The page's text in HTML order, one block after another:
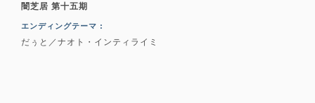
闇芝居 第十五期
エンディングテーマ :
だぅと／ナオト・インティライミ